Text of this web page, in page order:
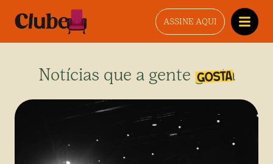
ASSINE AQUI
Notícias que a gente gosta